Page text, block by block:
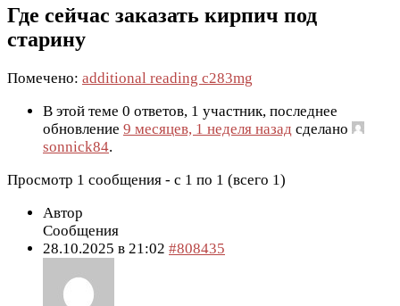
Где сейчас заказать кирпич под
старину
Помечено: additional reading c283mg
В этой теме 0 ответов, 1 участник, последнее
обновление 9 месяцев, 1 неделя назад сделано
sonnick84.
Просмотр 1 сообщения - с 1 по 1 (всего 1)
Автор
Сообщения
28.10.2025 в 21:02 #808435